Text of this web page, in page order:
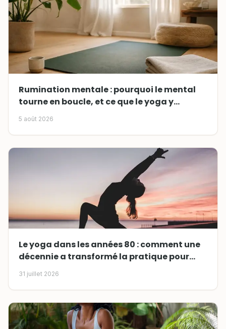
Rumination mentale : pourquoi le mental
tourne en boucle, et ce que le yoga y
change
5 août 2026
Le yoga dans les années 80 : comment une
décennie a transformé la pratique pour
toujours
31 juillet 2026